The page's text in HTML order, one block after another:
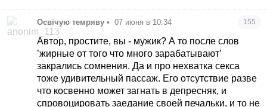
Освічую темряву • 07 июня в 10:34 155
Автор, простите, вы - мужик? А то после слов
’жирные от того что много зарабатывают’
закрались сомнения. Да и про нехватка секса
тоже удивительный пассаж. Его отсутствие разве
что косвенно может загнать в депресняк, и
спровоцировать заедание своей печальки, и то не